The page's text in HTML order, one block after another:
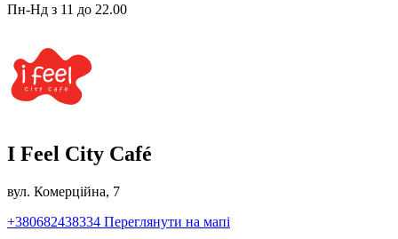
Пн-Нд з 11 до 22.00
I Feel City Café
вул. Комерційна, 7
+380682438334 Переглянути на мапі